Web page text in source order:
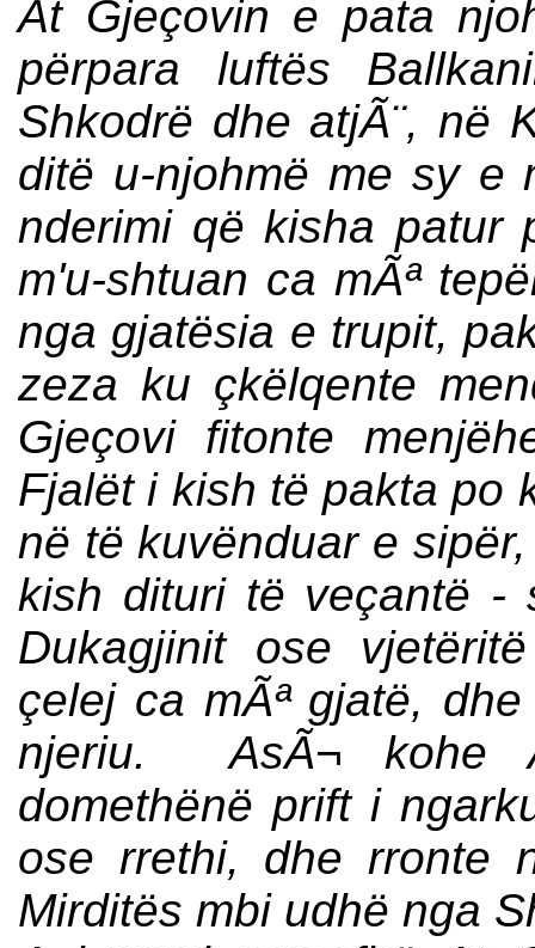
At Gjeçovin e pata
përpara luftës
Shkodrë dhe atjÃ¨, në
ditë u-njohmë me sy e
nderimi që kisha patur
m'u-shtuan ca mÃª
nga gjatësia e trupit,
zeza ku çkëlqente
Gjeçovi fitonte
Fjalët i kish të pakta po
në të kuvënduar e
kish dituri të veçantë -
Dukagjinit ose
çelej ca mÃª gjatë,
njeriu. AsÃ¬ kohe
domethënë prift i
ose rrethi, dhe rronte
Mirditës mbi udhë nga